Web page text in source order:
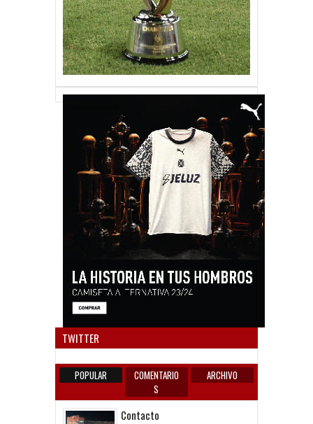
TWITTER
POPULAR
COMENTARIO
S
ARCHIVO
Contacto